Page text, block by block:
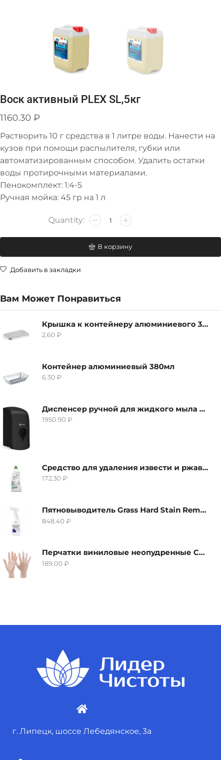
Воск активный PLEX SL,5кг
1160.30 ₽
Растворить 10 г средства в 1 литре воды. Нанести на
кузов при помощи распылителя, губки или
автоматизированным способом. Удалить остатки
воды протирочными материалами.
Пенокомплект: 1:4-5
Ручная мойка: 45 гр на 1 л
В корзину
Добавить в закладки
Вам Может Понравиться
Крышка к контейнеру алюминиевого 380мл
2.60 ₽
Контейнер алюминиевый 380мл
6.30 ₽
Диспенсер ручной для жидкого мыла Grass IT-0638, черный
1950.90 ₽
Средство для удаления извести и ржавчины Grass Gloss-Gel, 500мл
172.30 ₽
Пятновыводитель Grass Hard Stain Remover, 600мл
848.40 ₽
Перчатки виниловые неопудренные CTP-BS, размер S
189.00 ₽
г. Липецк, шоссе Лебедянское, 3а